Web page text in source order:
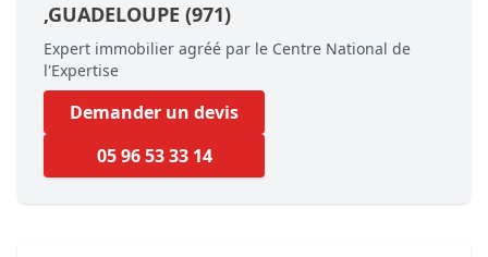
,GUADELOUPE (971)
Expert immobilier agréé par le Centre National de
l'Expertise
Demander un devis
05 96 53 33 14